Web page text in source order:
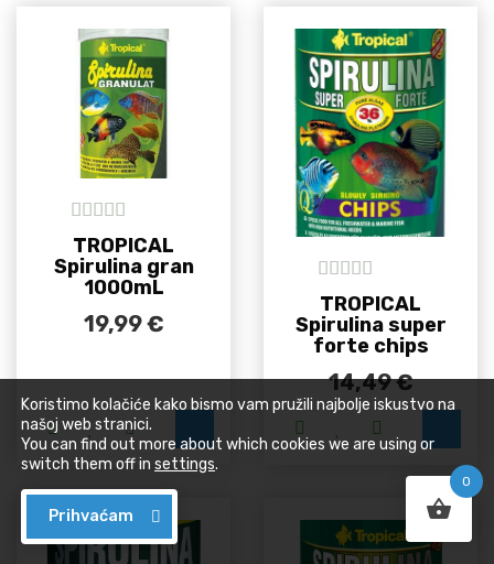
5out of 5
TROPICAL
Spirulina gran
1000mL
19,99€
5out of 5
TROPICAL
Spirulina super
forte chips
14,49€
Koristimo kolačiće kako bismo vam pružili najbolje iskustvo na
našoj web stranici.
You can find out more about which cookies we are using or
switch them off in settings.
Prihvaćam
0